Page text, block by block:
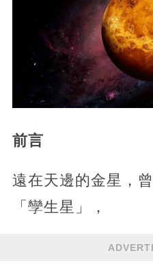
前言
遠在天邊的金星，
「孿生星」，